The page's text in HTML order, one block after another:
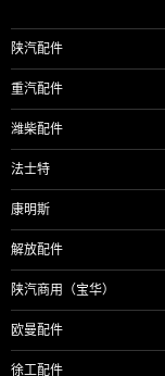
陕汽配件
重汽配件
潍柴配件
法士特
康明斯
解放配件
陕汽商用（宝华）
欧曼配件
徐工配件